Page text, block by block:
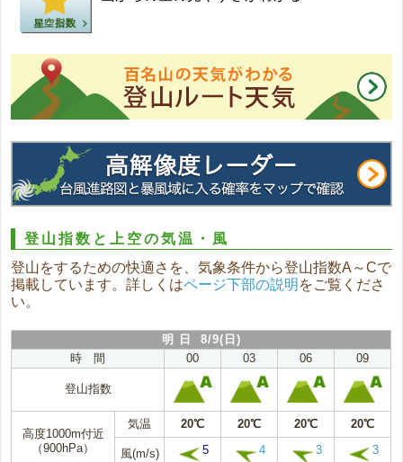
登山指数と上空の気温・風
登山をするための快適さを、気象条件から登山指数A～Cで
掲載しています。詳しくはページ下部の説明 をご覧くださ
い。
明 日 8/9(日)
時 間
00 03 06 09
登山指数
高度1000m付近
（900hPa）
気温 20℃ 20℃ 20℃ 20℃
風(m/s) 5 4 3 3